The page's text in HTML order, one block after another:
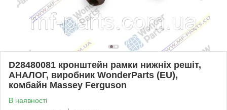
D28480081 кронштейн рамки нижніх решіт,
АНАЛОГ, виробник WonderParts (EU),
комбайн Massey Ferguson
В наявності